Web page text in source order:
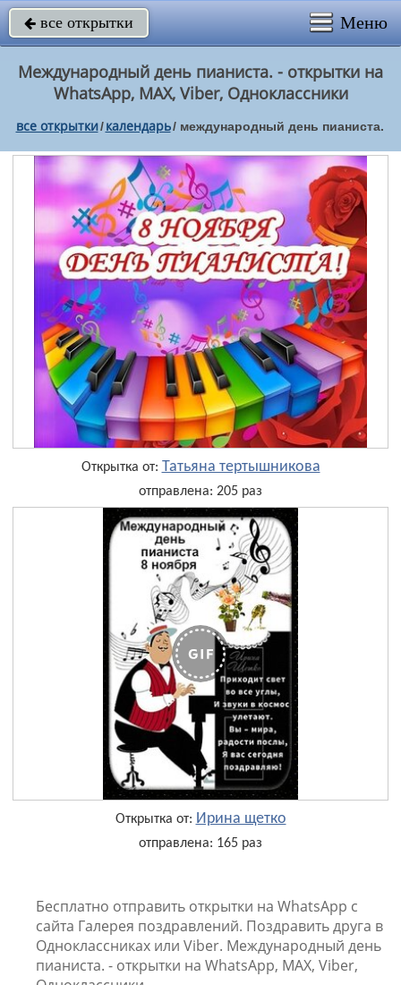
 все открытки Меню
Международный день пианиста. - открытки на
WhatsApp, MAX, Viber, Одноклассники
все открытки/ календарь/ международный день пианиста.
Открытка от: Татьяна тертышникова
отправлена: 205 раз
Открытка от: Ирина щетко
отправлена: 165 раз
Бесплатно отправить открытки на WhatsApp с
сайта Галерея поздравлений. Поздравить друга в
Одноклассниках или Viber. Международный день
пианиста. - открытки на WhatsApp, MAX, Viber,